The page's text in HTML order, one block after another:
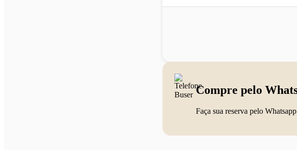
Compre pelo
Faça sua reserva pelo